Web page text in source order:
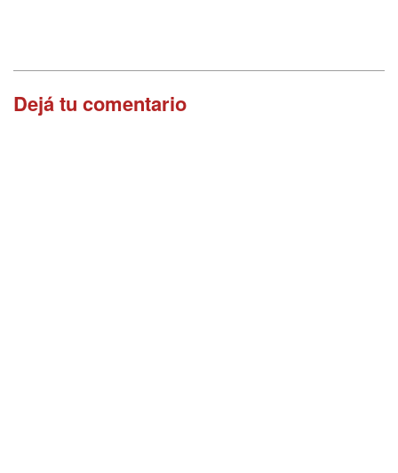
Dejá tu comentario